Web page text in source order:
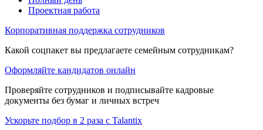
Проектная работа
Корпоративная поддержка сотрудников
Какой соцпакет вы предлагаете семейным сотрудникам?
Оформляйте кандидатов онлайн
Проверяйте сотрудников и подписывайте кадровые
документы без бумаг и личных встреч
Ускорьте подбор в 2 раза с Talantix